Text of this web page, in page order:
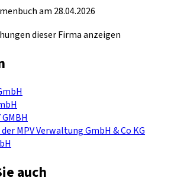
am 28.04.2026
dieser Firma anzeigen
GMBH
MPV Verwaltung GmbH & Co KG
auch